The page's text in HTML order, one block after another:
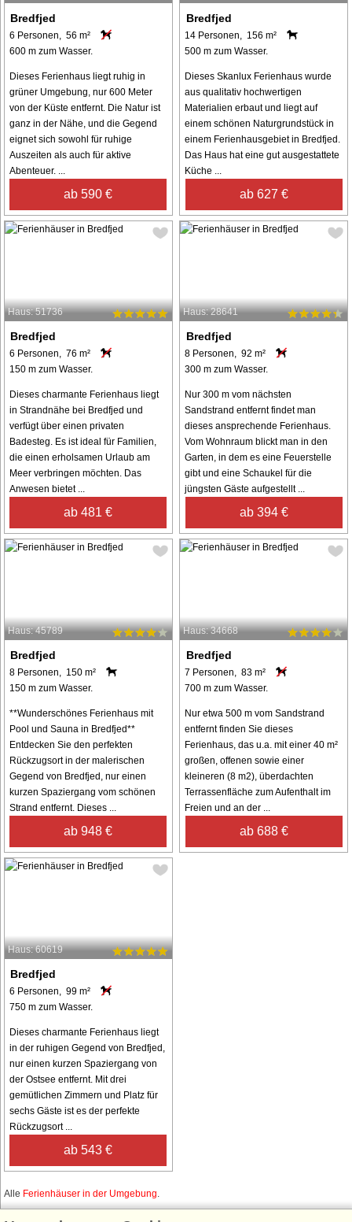
Bredfjed
6 Personen, 56 m²
600 m zum Wasser.
Dieses Ferienhaus liegt ruhig in
grüner Umgebung, nur 600 Meter
von der Küste entfernt. Die Natur ist
ganz in der Nähe, und die Gegend
eignet sich sowohl für ruhige
Auszeiten als auch für aktive
Abenteuer. ...
ab 590 €
Bredfjed
14 Personen, 156 m²
500 m zum Wasser.
Dieses Skanlux Ferienhaus wurde
aus qualitativ hochwertigen
Materialien erbaut und liegt auf
einem schönen Naturgrundstück in
einem Ferienhausgebiet in Bredfjed.
Das Haus hat eine gut ausgestattete
Küche ...
ab 627 €
Haus: 51736
Bredfjed
6 Personen, 76 m²
150 m zum Wasser.
Dieses charmante Ferienhaus liegt
in Strandnähe bei Bredfjed und
verfügt über einen privaten
Badesteg. Es ist ideal für Familien,
die einen erholsamen Urlaub am
Meer verbringen möchten. Das
Anwesen bietet ...
ab 481 €
Haus: 28641
Bredfjed
8 Personen, 92 m²
300 m zum Wasser.
Nur 300 m vom nächsten
Sandstrand entfernt findet man
dieses ansprechende Ferienhaus.
Vom Wohnraum blickt man in den
Garten, in dem es eine Feuerstelle
gibt und eine Schaukel für die
jüngsten Gäste aufgestellt ...
ab 394 €
Haus: 45789
Bredfjed
8 Personen, 150 m²
150 m zum Wasser.
**Wunderschönes Ferienhaus mit
Pool und Sauna in Bredfjed**
Entdecken Sie den perfekten
Rückzugsort in der malerischen
Gegend von Bredfjed, nur einen
kurzen Spaziergang vom schönen
Strand entfernt. Dieses ...
ab 948 €
Haus: 34668
Bredfjed
7 Personen, 83 m²
700 m zum Wasser.
Nur etwa 500 m vom Sandstrand
entfernt finden Sie dieses
Ferienhaus, das u.a. mit einer 40 m²
großen, offenen sowie einer
kleineren (8 m2), überdachten
Terrassenfläche zum Aufenthalt im
Freien und an der ...
ab 688 €
Haus: 60619
Bredfjed
6 Personen, 99 m²
750 m zum Wasser.
Dieses charmante Ferienhaus liegt
in der ruhigen Gegend von Bredfjed,
nur einen kurzen Spaziergang von
der Ostsee entfernt. Mit drei
gemütlichen Zimmern und Platz für
sechs Gäste ist es der perfekte
Rückzugsort ...
ab 543 €
Alle Ferienhäuser in der Umgebung.